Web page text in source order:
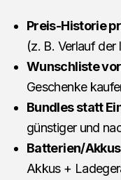
Preis-Historie
(z. B. Verlauf
Wunschliste
Geschenke
Bundles statt
günstiger und
Batterien/
Akkus +